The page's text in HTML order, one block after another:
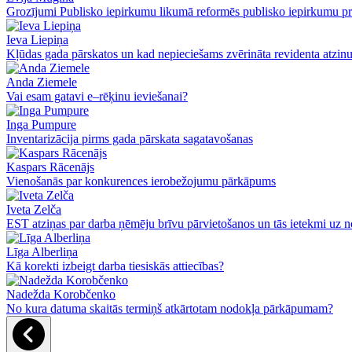
Grozījumi Publisko iepirkumu likumā reformēs publisko iepirkumu
Ieva Liepiņa
Kļūdas gada pārskatos un kad nepieciešams zvērināta revidenta
Anda Ziemele
Vai esam gatavi e–rēķinu ieviešanai?
Inga Pumpure
Inventarizācija pirms gada pārskata sagatavošanas
Kaspars Rācenājs
Vienošanās par konkurences ierobežojumu pārkāpums
Iveta Zelča
EST atziņas par darba ņēmēju brīvu pārvietošanos un tās ietekmi uz
Līga Alberliņa
Kā korekti izbeigt darba tiesiskās attiecības?
Nadežda Korobčenko
No kura datuma skaitās termiņš atkārtotam nodokļa pārkāpumam?